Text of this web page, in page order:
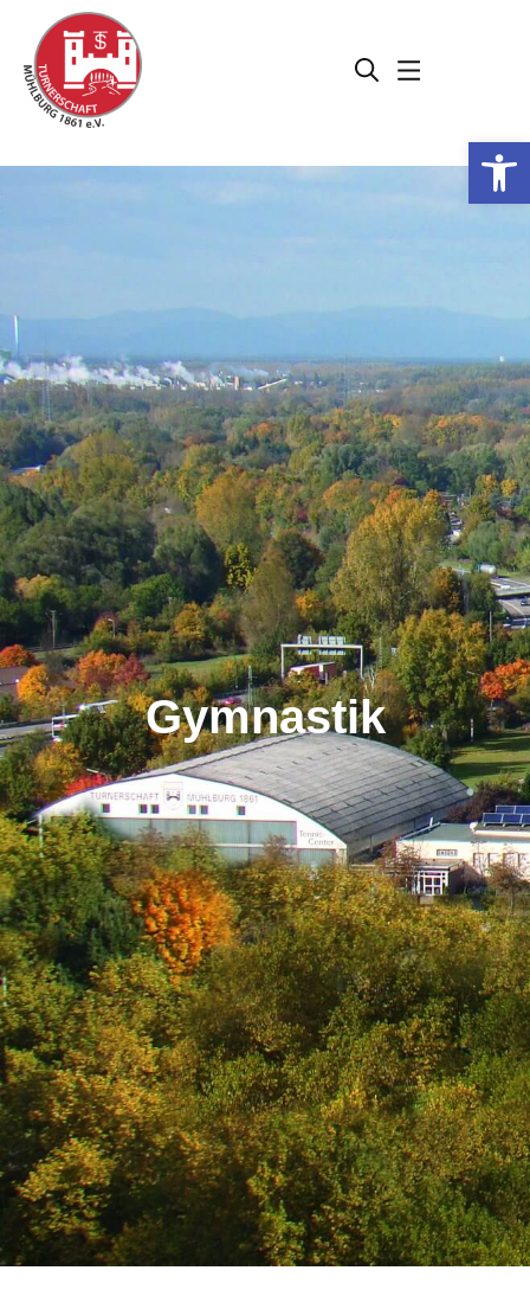
Werkzeugleiste öffnen
Gymnastik